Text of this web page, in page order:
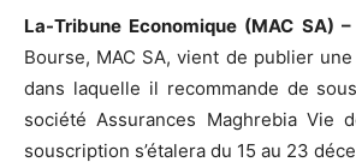
La-Tribune Economique (MAC SA) –
Bourse, MAC SA, vient de publier
dans laquelle il recommande de
société Assurances Maghrebia Vie
souscription s’étalera du 15 au 23